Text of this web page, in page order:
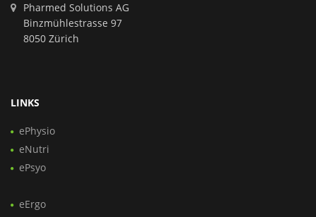
Pharmed Solutions AG
Binzmühlestrasse 97
8050 Zürich
LINKS
ePhysio
eNutri
ePsyo
eErgo